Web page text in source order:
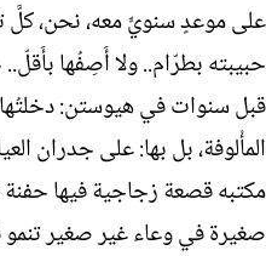
على موعدٍ سنويٍّ معه، نحن، كلَّ
حبيبته بطرّام.. ولا أَصِفُها
قبل سنوات في هيوستن: دخلتُها
المأْلوفة، بل بها: على جدران
مكتبه قصعة زجاجية فيها
صغيرة في وعاء غير صغير